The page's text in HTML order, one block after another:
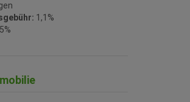
1,1%